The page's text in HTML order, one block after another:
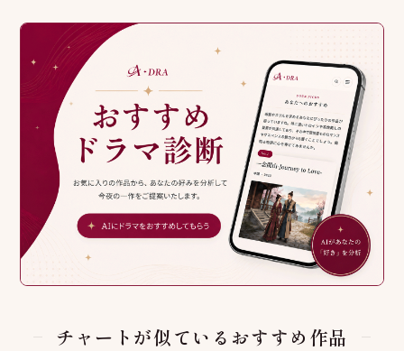
チャートが似ているおすすめ作品